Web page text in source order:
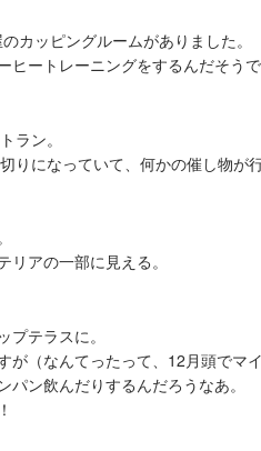
カッピングルームがありました。
ヒートレーニングをするんだそうで
ラン。
りになっていて、何かの催し物が
リアの一部に見える。
テラスに。
が（なんてったって、12月頭でマ
ン飲んだりするんだろうなあ。